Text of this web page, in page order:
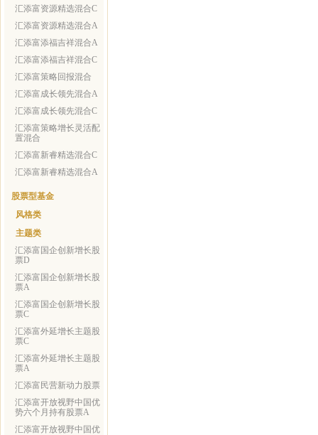
汇添富资源精选混合C
汇添富资源精选混合A
汇添富添福吉祥混合A
汇添富添福吉祥混合C
汇添富策略回报混合
汇添富成长领先混合A
汇添富成长领先混合C
汇添富策略增长灵活配
置混合
汇添富新睿精选混合C
汇添富新睿精选混合A
股票型基金
风格类
主题类
汇添富国企创新增长股
票D
汇添富国企创新增长股
票A
汇添富国企创新增长股
票C
汇添富外延增长主题股
票C
汇添富外延增长主题股
票A
汇添富民营新动力股票
汇添富开放视野中国优
势六个月持有股票A
汇添富开放视野中国优